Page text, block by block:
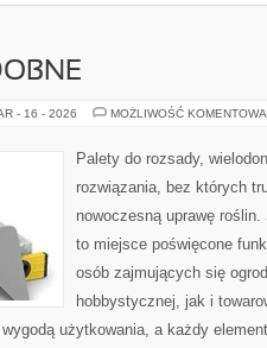
- 16 - 2026 MOŻLIWOŚĆ
Palety do rozsady,
rozwiązania, bez których
nowoczesną uprawę
to miejsce poświęcone
osób zajmujących się
hobbystycznej, jak i
użytkowania, a każdy